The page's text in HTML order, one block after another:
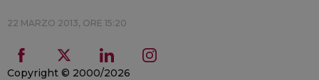
22 MARZO 2013, ORE 15:20
Copyright © 2000/2026